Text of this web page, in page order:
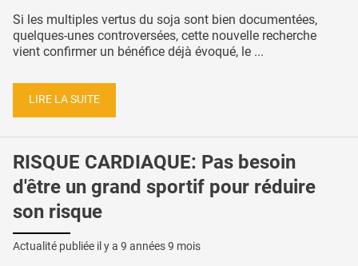
Si les multiples vertus du soja sont bien documentées,
quelques-unes controversées, cette nouvelle recherche
vient confirmer un bénéfice déjà évoqué, le ...
LIRE LA SUITE
RISQUE CARDIAQUE: Pas besoin
d'être un grand sportif pour réduire
son risque
Actualité publiée il y a 9 années 9 mois